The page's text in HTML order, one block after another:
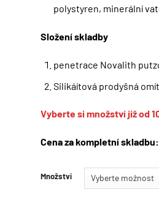
polystyren, minerální
Složení skladby
penetrace Novalith
Silikáítová prodyšná
Vyberte si množství již od
Cena za kompletní
Množství